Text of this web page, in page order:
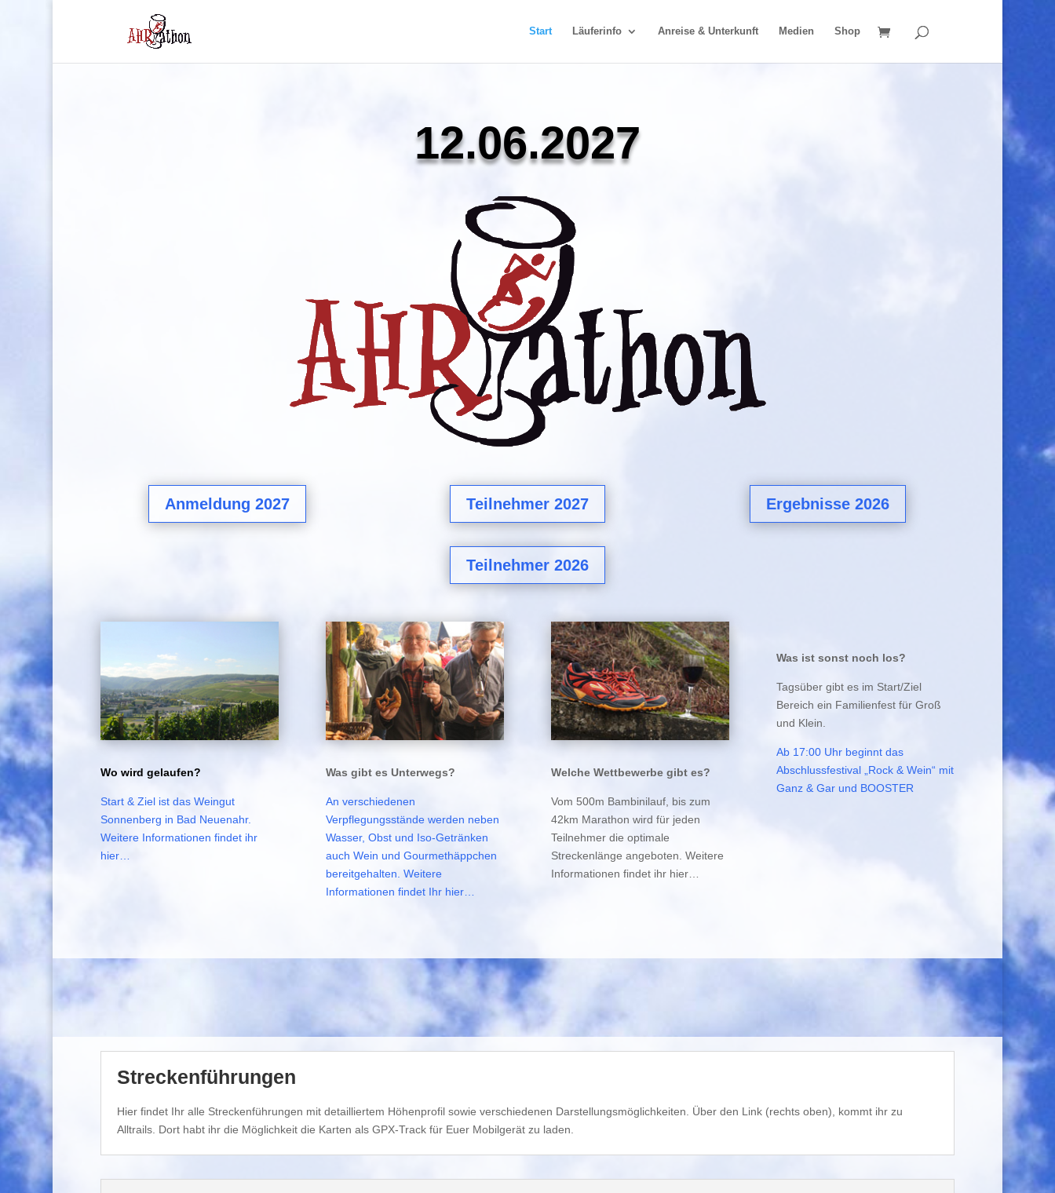
Start Läuferinfo Anreise & Unterkunft Medien Shop
12.06.2027
Anmeldung 2027 Teilnehmer 2027
Teilnehmer 2026
Ergebnisse 2026
Wo wird gelaufen?
Start & Ziel ist das Weingut
Sonnenberg in Bad Neuenahr.
Weitere Informationen findet ihr
hier…
Was gibt es Unterwegs?
An verschiedenen
Verpflegungsstände werden neben
Wasser, Obst und Iso-Getränken
auch Wein und Gourmethäppchen
bereitgehalten. Weitere
Informationen findet Ihr hier…
Welche Wettbewerbe gibt es?
Vom 500m Bambinilauf, bis zum
42km Marathon wird für jeden
Teilnehmer die optimale
Streckenlänge angeboten. Weitere
Informationen findet ihr hier…
Was ist sonst noch los?
Tagsüber gibt es im Start/Ziel
Bereich ein Familienfest für Groß
und Klein.
Ab 17:00 Uhr beginnt das
Abschlussfestival „Rock & Wein“ mit
Ganz & Gar und BOOSTER
Streckenführungen
Hier findet Ihr alle Streckenführungen mit detailliertem Höhenprofil sowie verschiedenen Darstellungsmöglichkeiten. Über den Link (rechts oben), kommt ihr zu
Alltrails. Dort habt ihr die Möglichkeit die Karten als GPX-Track für Euer Mobilgerät zu laden.